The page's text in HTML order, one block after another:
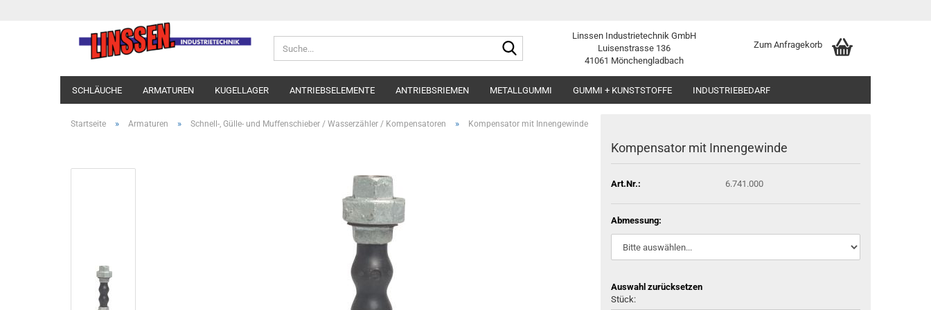
Linssen Industrietechnik GmbH
Luisenstrasse 136
41061 Mönchengladbach
Zum Anfragekorb
SCHLÄUCHE ARMATUREN KUGELLAGER ANTRIEBSELEMENTE ANTRIEBSRIEMEN METALLGUMMI GUMMI + KUNSTSTOFFE INDUSTRIEBEDARF
Startseite » Armaturen » Schnell-, Gülle- und Muffenschieber / Wasserzähler / Kompensatoren » Kompensator mit Innengewinde
Kompensator mit Innengewinde
Art.Nr.: 6.741.000
Abmessung:
Auswahl zurücksetzen
Stück: